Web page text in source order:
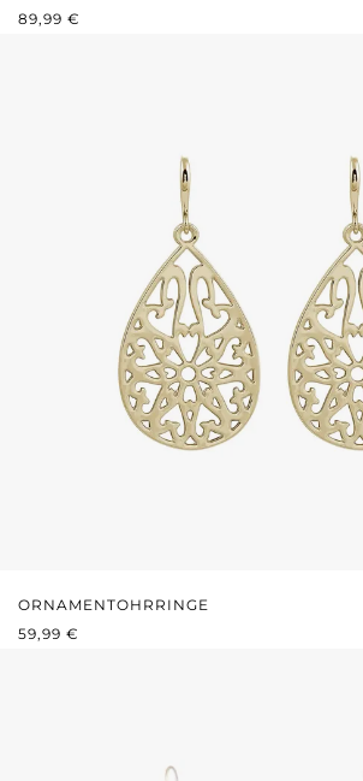
REGULÄRER PREIS:
89,99 €
ORNAMENTOHRRINGE
REGULÄRER PREIS:
59,99 €